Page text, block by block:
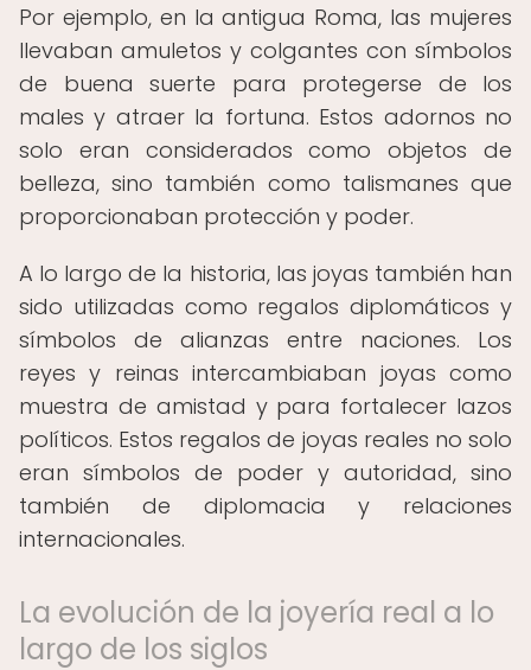
Por ejemplo, en la antigua Roma, las mujeres
llevaban amuletos y colgantes con símbolos
de buena suerte para protegerse de los
males y atraer la fortuna. Estos adornos no
solo eran considerados como objetos de
belleza, sino también como talismanes que
proporcionaban protección y poder.
A lo largo de la historia, las joyas también han
sido utilizadas como regalos diplomáticos y
símbolos de alianzas entre naciones. Los
reyes y reinas intercambiaban joyas como
muestra de amistad y para fortalecer lazos
políticos. Estos regalos de joyas reales no solo
eran símbolos de poder y autoridad, sino
también de diplomacia y relaciones
internacionales.
La evolución de la joyería real a lo
largo de los siglos